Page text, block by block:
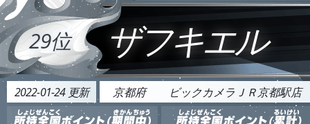
29位 ザフキエル
2022-01-24 更新 京都府 ビックカメラＪＲ京都駅店